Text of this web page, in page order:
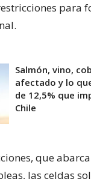
para
Salmón, vino,
afectado y lo
de 12,5% que
Chile
que
las celdas